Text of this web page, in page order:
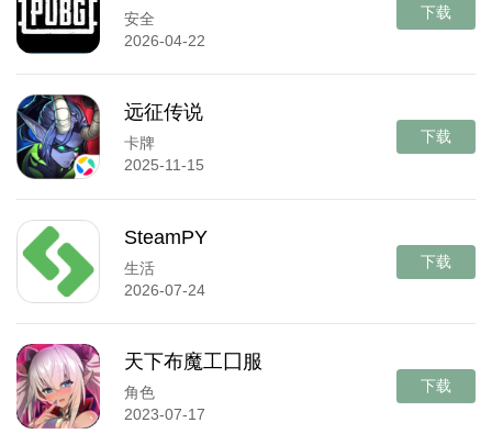
安全
2026-04-22
下载
远征传说
卡牌
2025-11-15
下载
SteamPY
生活
2026-07-24
下载
天下布魔工囗服
角色
2023-07-17
下载